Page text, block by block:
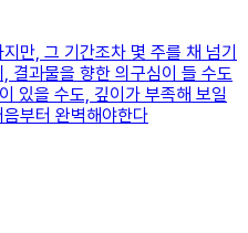
만, 그 기간조차 몇 주를 채 넘기
결과물을 향한 의구심이 들 수도
있을 수도, 깊이가 부족해 보일
부터 완벽해야한다